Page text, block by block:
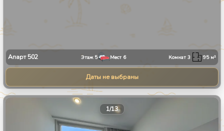
Апарт502 Этаж 5 Мест 6 Комнат3 95м²
Даты не выбраны
1/13